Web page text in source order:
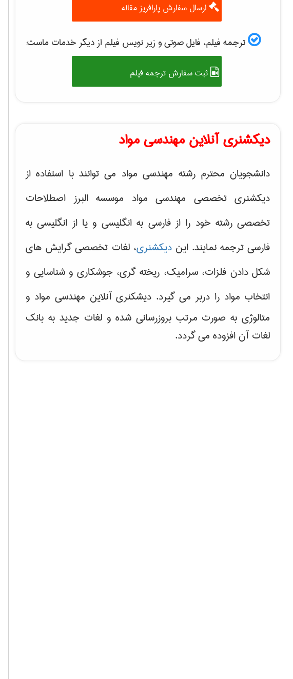
ارسال سفارش پارافریز مقاله
ترجمه فیلم، فایل صوتی و زیر نویس فیلم از دیگر خدمات ماست:
ثبت سفارش ترجمه فیلم
دیکشنری آنلاین مهندسی مواد
دانشجویان محترم رشته مهندسی مواد می توانند با استفاده از
دیکشنری تخصصی مهندسی مواد موسسه البرز اصطلاحات
تخصصی رشته خود را از فارسی به انگلیسی و یا از انگلیسی به
فارسی ترجمه نمایند. ایندیکشنری، لغات تخصصی گرایش های
شکل دادن فلزات، سرامیک، ریخته گری، جوشکاری و شناسایی و
انتخاب مواد را دربر می گیرد. دیشکنری آنلاین مهندسی مواد و
متالوژی به صورت مرتب بروزرسانی شده و لغات جدید به بانک
لغات آن افزوده می گردد.